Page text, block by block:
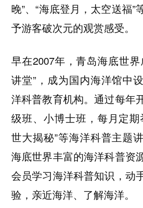
晚”、“海底登月，太空送福”
予游客破次元的观赏感受。
早在2007年，青岛海底世
讲堂”，成为国内海洋馆中
洋科普教育机构。通过每年
级班、小博士班，每月定期
世大揭秘”等海洋科普主题
海底世界丰富的海洋科普资
会员学习海洋科普知识，动
验，亲近海洋、了解海洋。